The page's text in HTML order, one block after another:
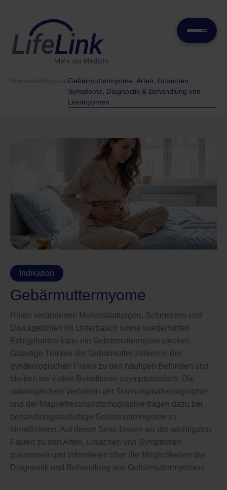
Gebärmuttermyome: Arten, Ursachen,
Symptome, Diagnostik & Behandlung von
Leiomyomen
Indikation
Gebärmuttermyome
Hinter veränderten Monatsblutungen, Schmerzen und
Druckgefühlen im Unterbauch sowie wiederholten
Fehlgeburten kann ein Gebärmuttermyom stecken.
Gutartige Tumore der Gebärmutter zählen in der
gynäkologischen Praxis zu den häufigen Befunden und
bleiben bei vielen Betroffenen asymptomatisch. Die
radiologischen Verfahren der Transvaginalsonographie
und der Magnetresonanztomographie tragen dazu bei,
behandlungsbedürftige Gebärmuttermyome zu
identifizieren. Auf dieser Seite fassen wir die wichtigsten
Fakten zu den Arten, Ursachen und Symptomen
zusammen und informieren über die Möglichkeiten der
Diagnostik und Behandlung von Gebärmuttermyomen.